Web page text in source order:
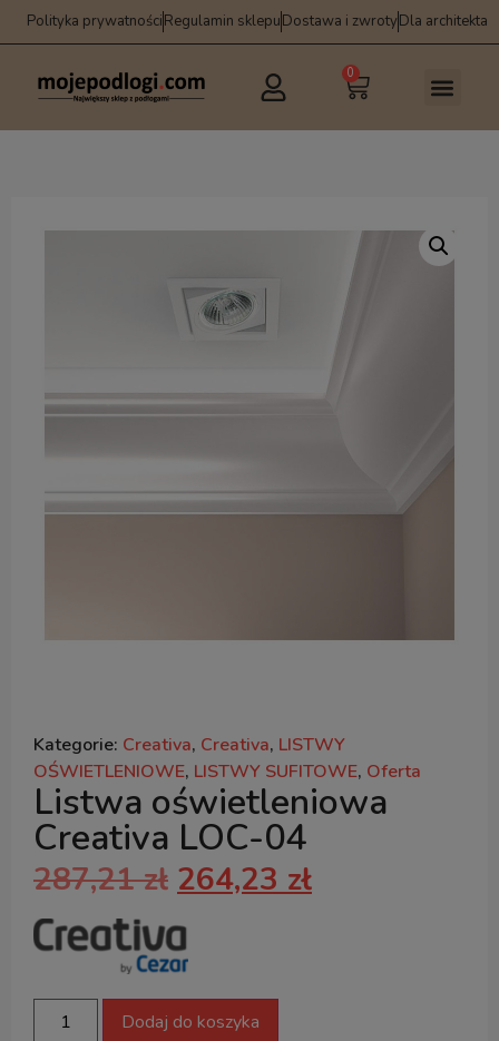
Polityka prywatnościRegulamin sklepuDostawa i zwrotyDla architekta
0
Kategorie: Creativa, Creativa, LISTWY
OŚWIETLENIOWE, LISTWY SUFITOWE, Oferta
Listwa oświetleniowa
Creativa LOC-04
287,21zł 264,23 zł
Dodaj do koszyka